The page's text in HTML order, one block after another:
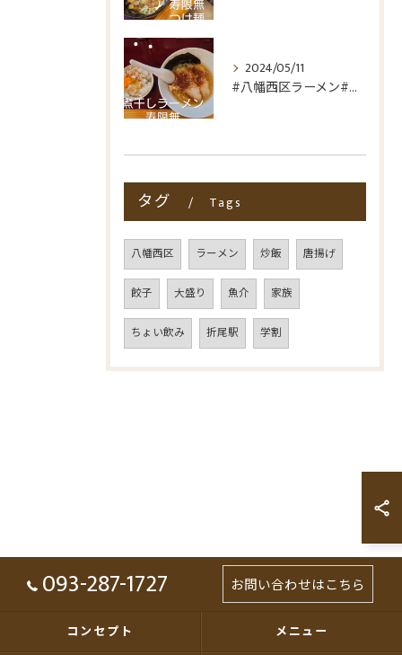
2024/05/11
#八幡西区ラーメン#折尾ラーメン#非豚骨#煮干しラーメン寿限...
タグ Tags
八幡西区 ラーメン 炒飯 唐揚げ
餃子 大盛り 魚介 家族
ちょい飲み 折尾駅 学割
093-287-1727 お問い合わせはこちら
コンセプト メニュー